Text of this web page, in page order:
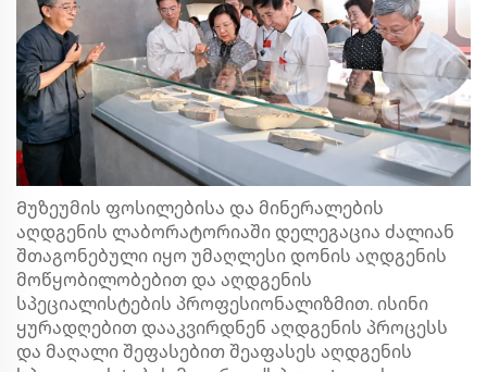
Მუზეუმის ფოსილებისა და მინერალების
აღდგენის ლაბორატორიაში დელეგაცია ძალიან
შთაგონებული იყო უმაღლესი დონის აღდგენის
მოწყობილობებით და აღდგენის
სპეციალისტების პროფესიონალიზმით. ისინი
ყურადღებით დააკვირდნენ აღდგენის პროცესს
და მაღალი შეფასებით შეაფასეს აღდგენის